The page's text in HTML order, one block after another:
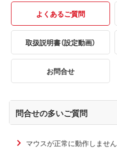
よくあるご質問
取扱説明書（設定動画）
お問合せ
問合せの多いご質問
マウスが正常に動作しません